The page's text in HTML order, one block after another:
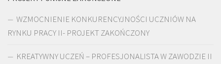
WZMOCNIENIE KONKURENCYJNOŚCI UCZNIÓW NA
RYNKU PRACY II- PROJEKT ZAKOŃCZONY
KREATYWNY UCZEŃ – PROFESJONALISTA W ZAWODZIE II